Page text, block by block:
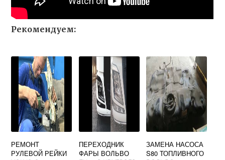
Рекомендуем:
РЕМОНТ
РУЛЕВОЙ РЕЙКИ
ПЕРЕХОДНИК
ФАРЫ ВОЛЬВО
ЗАМЕНА НАСОСА
S80 ТОПЛИВНОГО